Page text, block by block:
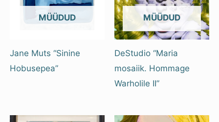
OUT OF STOCK
Jane Muts “Sinine
Hobusepea”
OUT OF STOCK
DeStudio “Maria
mosaiik. Hommage
Warholile II”